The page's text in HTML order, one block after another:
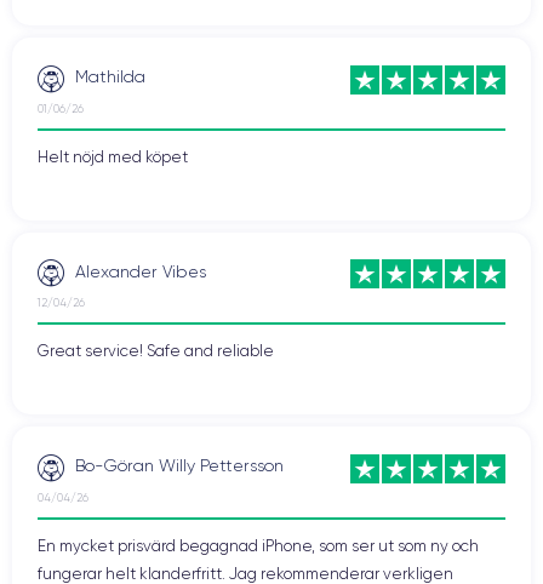
Mathilda
01/06/26
Helt nöjd med köpet
Alexander Vibes
12/04/26
Great service! Safe and reliable
Bo-Göran Willy Pettersson
04/04/26
En mycket prisvärd begagnad iPhone, som ser ut som ny och
fungerar helt klanderfritt. Jag rekommenderar verkligen